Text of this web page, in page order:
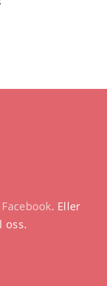
Facebook. Eller
oss.